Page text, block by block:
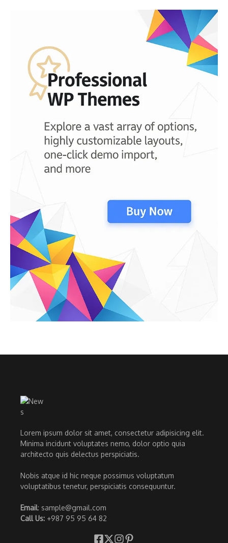
Lorem ipsum dolor sit amet, consectetur adipisicing elit.
Minima incidunt voluptates nemo, dolor optio quia
architecto quis delectus perspiciatis.
Nobis atque id hic neque possimus voluptatum
voluptatibus tenetur, perspiciatis consequuntur.
Email: sample@gmail.com
Call Us: +987 95 95 64 82